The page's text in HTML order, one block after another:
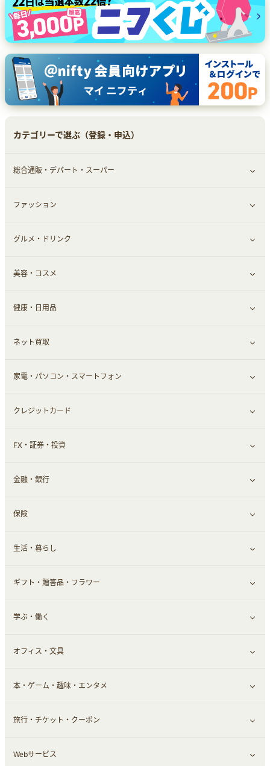
カテゴリーで選ぶ（登録・申込）
総合通販・デパート・スーパー
すべて見る
総合通販
ファッション
すべて見る
ファッション
インナー・下着
スーツ・フォーマル
グルメ・ドリンク
すべて見る
グルメ
お酒
食材宅配
ウォーターサーバー
美容・コスメ
すべて見る
ヘアケア
エステ・サロン
メンズ美容
健康・日用品
すべて見る
スポーツ・フィットネス
日用品・薬局・からだ
ネット買取
すべて見る
ネット買取
家電・パソコン・スマートフォン
すべて見る
家電・パソコン・ソフトウェア
通信・レンタルサーバー
スマホ・携帯電話・SIM
定額制有料コンテンツ
クレジットカード
すべて見る
クレジットカード
FX・証券・投資
すべて見る
証券
仮想通貨
その他投資
金融・銀行
銀行・ネット銀行
キャッシング・ローン
その他金融
保険
すべて見る
保険相談・面談
生活・暮らし
すべて見る
住まい・暮らし
不動産
引越し
エコ・エネルギー
車情報・カーシェア・レンタル
ギフト・贈答品・フラワー
すべて見る
ギフト・贈答品
学ぶ・働く
すべて見る
習い事・学習・学校
仕事・転職
オフィス・文具
すべて見る
オフィス・文具
本・ゲーム・趣味・エンタメ
すべて見る
ゲーム・趣味
旅行・チケット・クーポン
すべて見る
Webサービス